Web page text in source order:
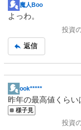
掲
示
事
魔人Boo
よっわ。
投資
返信
掲
示
板
ook*****
昨年の最高値くらい
様子見
投資